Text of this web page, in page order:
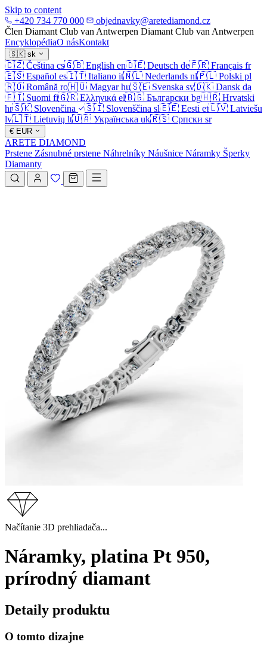
Skip to content
+420 734 770 000
objednavky@aretediamond.cz
Člen Diamant Club van Antwerpen Diamant Club van Antwerpen
EncyklopédiaO násKontakt
🇸🇰 sk
🇨🇿 Čeština cs🇬🇧 English en🇩🇪 Deutsch de🇫🇷 Français fr
🇪🇸 Español es🇮🇹 Italiano it🇳🇱 Nederlands nl🇵🇱 Polski pl
🇷🇴 Română ro🇭🇺 Magyar hu🇸🇪 Svenska sv🇩🇰 Dansk da
🇫🇮 Suomi fi🇬🇷 Ελληνικά el🇧🇬 Български bg🇭🇷 Hrvatski
hr🇸🇰 Slovenčina 🇸🇮 Slovenščina sl🇪🇪 Eesti et🇱🇻 Latviešu
lv🇱🇹 Lietuvių lt🇺🇦 Українська uk🇷🇸 Српски sr
€ EUR
ARETE DIAMOND
Prstene Zásnubné prstene Náhrelníky Náušnice Náramky Šperky
Diamanty
Načítanie 3D prehliadača...
Náramky, platina Pt 950,
prírodný diamant
Detaily produktu
O tomto dizajne